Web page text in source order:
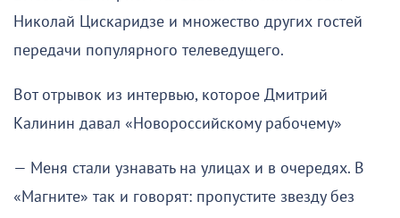
Николай Цискаридзе и множество других гостей
передачи популярного телеведущего.
Вот отрывок из интервью, которое Дмитрий
Калинин давал «Новороссийскому рабочему»
— Меня стали узнавать на улицах и в очередях. В
«Магните» так и говорят: пропустите звезду без